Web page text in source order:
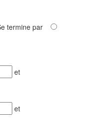
termine par
et
et